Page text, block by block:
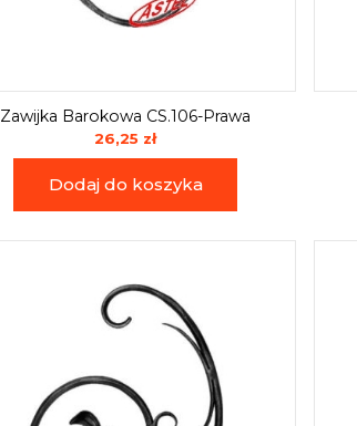
Zawijka Barokowa CS.106-Prawa
26,25 zł
Dodaj do koszyka